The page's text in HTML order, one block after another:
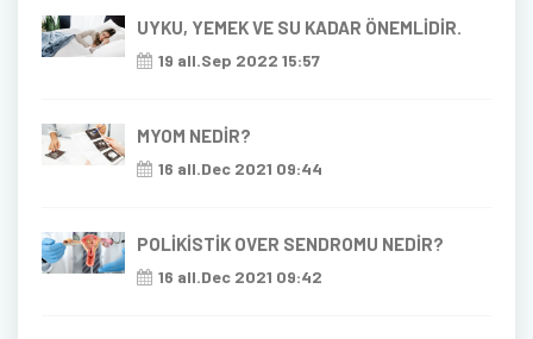
UYKU, YEMEK VE SU KADAR ÖNEMLİDİR.
19 all.Sep 2022 15:57
MYOM NEDİR?
16 all.Dec 2021 09:44
POLİKİSTİK OVER SENDROMU NEDİR?
16 all.Dec 2021 09:42